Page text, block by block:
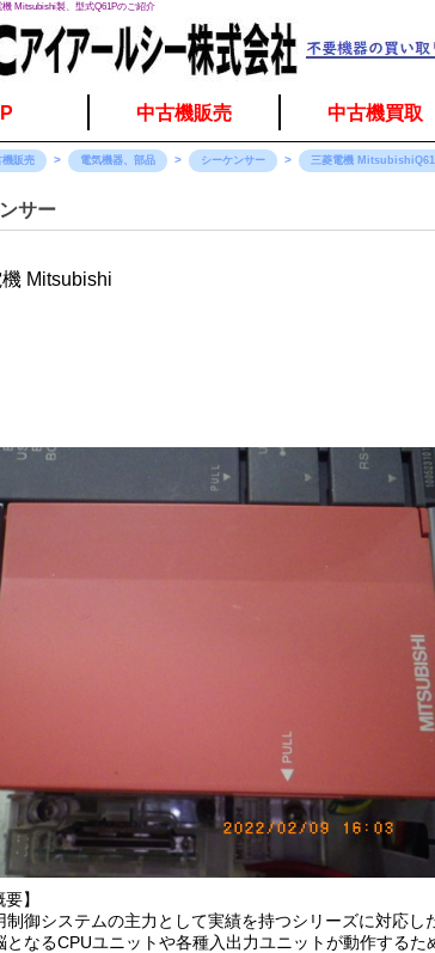
Mitsubishi製、型式Q61Pのご紹介
中古機販売 中古機買取
機販売 電気機器、部品 シーケンサー 三菱電機
サー
Mitsubishi
】
制御システムの主力として実績を持つシリーズに対応
となるCPUユニットや各種入出力ユニットが動作する